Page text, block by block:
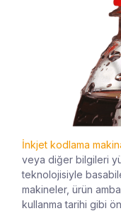
İnkjet kodlama
veya diğer bilgileri
teknolojisiyle
makineler, ürün
kullanma tarihi gibi